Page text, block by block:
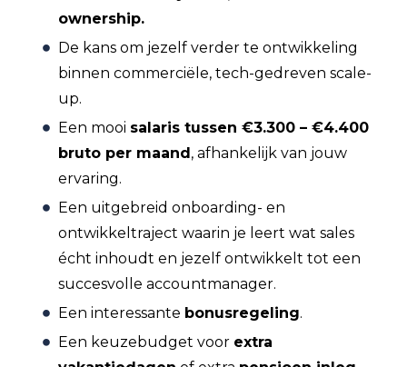
ownership.
De kans om jezelf verder te ontwikkeling
binnen commerciële, tech-gedreven scale-
up.
Een mooi salaris tussen €3.300 – €4.400
bruto per maand, afhankelijk van jouw
ervaring.
Een uitgebreid onboarding- en
ontwikkeltraject waarin je leert wat sales
écht inhoudt en jezelf ontwikkelt tot een
succesvolle accountmanager.
Een interessante bonusregeling.
Een keuzebudget voor extra